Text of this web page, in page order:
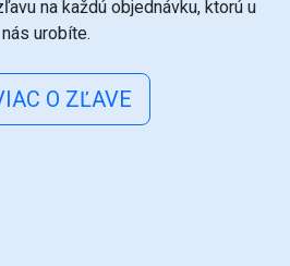
na každú objednávku, ktorú u
nás urobíte.
O ZĽAVE